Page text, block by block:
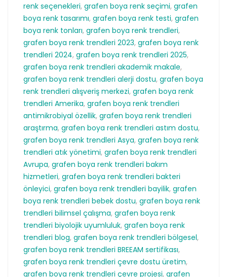
renk seçenekleri, grafen boya renk seçimi, grafen
boya renk tasarımı, grafen boya renk testi, grafen
boya renk tonları, grafen boya renk trendleri,
grafen boya renk trendleri 2023, grafen boya renk
trendleri 2024, grafen boya renk trendleri 2025,
grafen boya renk trendleri akademik makale,
grafen boya renk trendleri alerji dostu, grafen boya
renk trendleri alışveriş merkezi, grafen boya renk
trendleri Amerika, grafen boya renk trendleri
antimikrobiyal özellik, grafen boya renk trendleri
araştırma, grafen boya renk trendleri astım dostu,
grafen boya renk trendleri Asya, grafen boya renk
trendleri atık yönetimi, grafen boya renk trendleri
Avrupa, grafen boya renk trendleri bakım
hizmetleri, grafen boya renk trendleri bakteri
önleyici, grafen boya renk trendleri bayilik, grafen
boya renk trendleri bebek dostu, grafen boya renk
trendleri bilimsel çalışma, grafen boya renk
trendleri biyolojik uyumluluk, grafen boya renk
trendleri blog, grafen boya renk trendleri bölgesel,
grafen boya renk trendleri BREEAM sertifikası,
grafen boya renk trendleri çevre dostu üretim,
grafen boya renk trendleri çevre projesi, grafen